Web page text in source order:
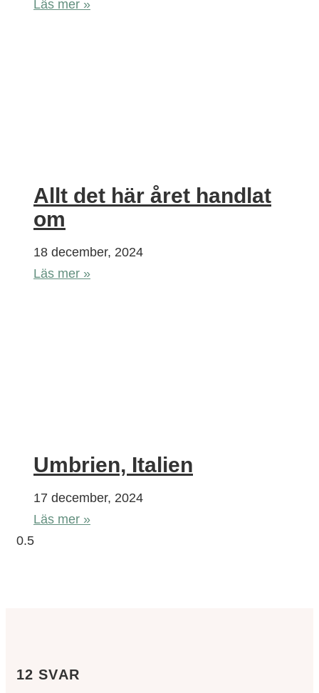
Läs mer »
Allt det här året handlat
om
18 december, 2024
Läs mer »
Umbrien, Italien
17 december, 2024
Läs mer »
12 SVAR